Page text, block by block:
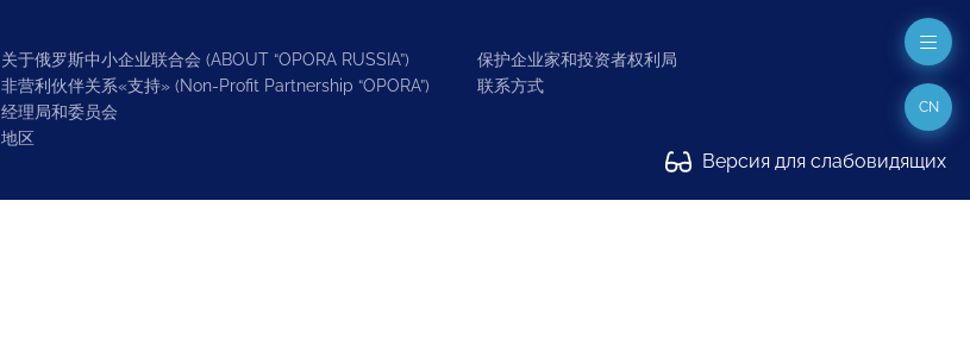
关于俄罗斯中小企业联合会 (ABOUT “OPORA RUSSIA”)
非营利伙伴关系«支持» (Non-Profit Partnership “OPORA”)
经理局和委员会
地区
保护企业家和投资者权利局
联系方式
Версия для слабовидящих
CN